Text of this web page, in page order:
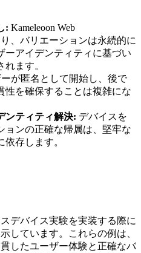
: Kameleoon Web
、バリエーションは永続的に
ーアイデンティティに基づい
ます。
が匿名として開始し、後で
性を確保することは複雑にな
ンティティ解決: デバイスを
ョンの正確な帰属は、堅牢な
存します。
デバイス実験を実装する際に
しています。これらの例は、
したユーザー体験と正確なバ